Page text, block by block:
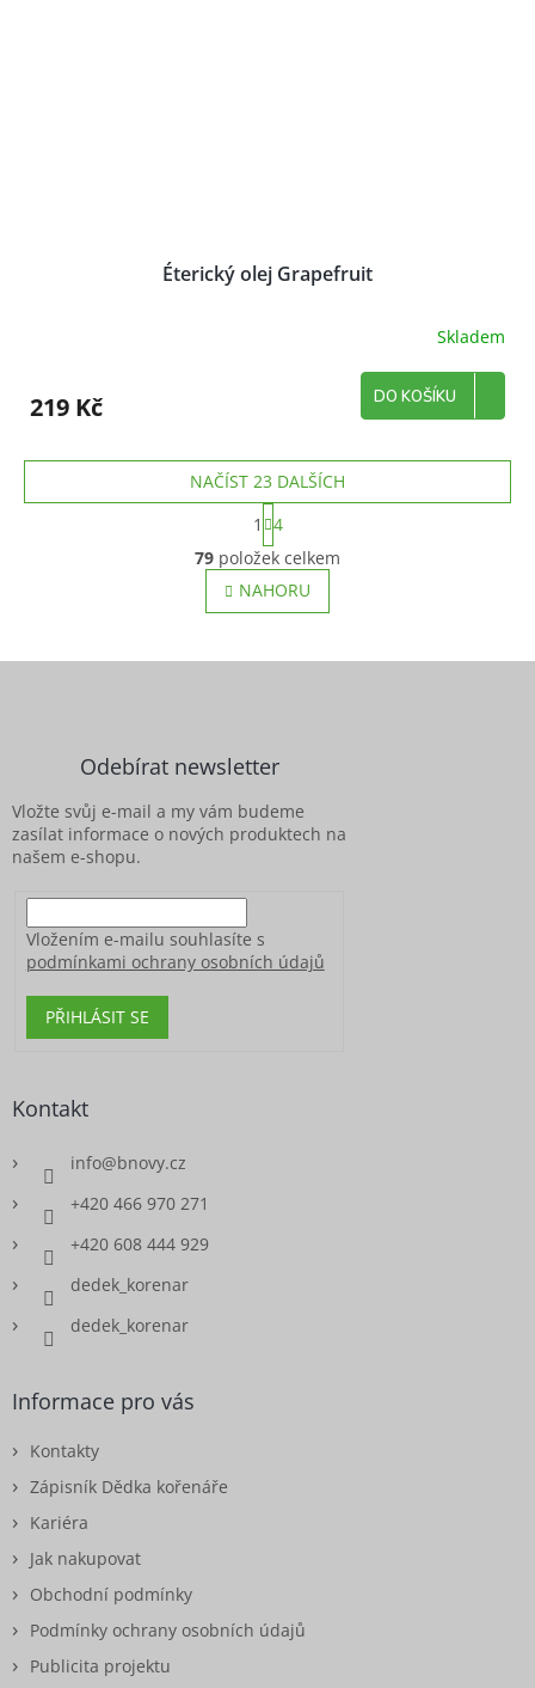
Éterický olej Grapefruit
Skladem
219 Kč DO KOŠÍKU
O
v
l
á
a
v
y
v
u
NAČÍST 23 DALŠÍCH
S
t
r
á
n
k
1
4
79 položek celkem
NAHORU
Z
Odebírat newsletter
Vložte svůj e-mail a my vám budeme
zasílat informace o nových produktech na
našem e-shopu.
Vložením e-mailu souhlasíte s
podmínkami ochrany osobních údajů
PŘIHLÁSIT SE
Kontakt
info@bnovy.cz
+420 466 970 271
+420 608 444 929
dedek_korenar
dedek_korenar
Informace pro vás
Kontakty
Zápisník Dědka kořenáře
Kariéra
Jak nakupovat
Obchodní podmínky
Podmínky ochrany osobních údajů
Publicita projektu